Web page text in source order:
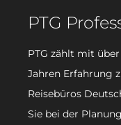
PTG
PTG zählt mit
Jahren Erfahrung
Reisebüros
Sie bei der